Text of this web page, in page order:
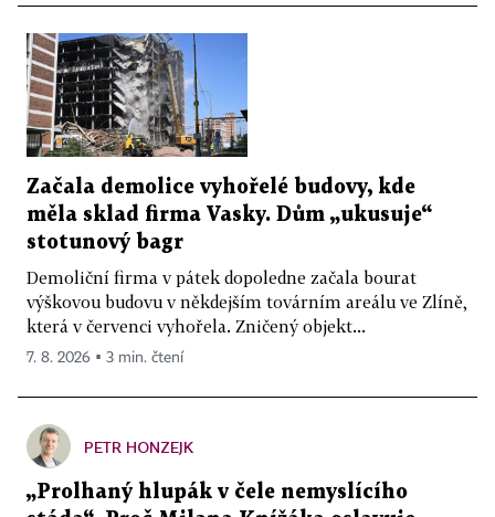
Začala demolice vyhořelé budovy, kde
měla sklad firma Vasky. Dům „ukusuje“
stotunový bagr
Demoliční firma v pátek dopoledne začala bourat
výškovou budovu v někdejším továrním areálu ve Zlíně,
která v červenci vyhořela. Zničený objekt...
7. 8. 2026 ▪ 3 min. čtení
PETR HONZEJK
„Prolhaný hlupák v čele nemyslícího